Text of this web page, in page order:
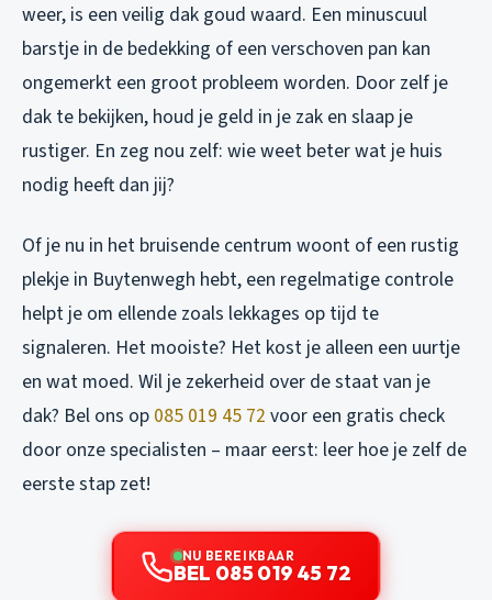
weer, is een veilig dak goud waard. Een minuscuul
barstje in de bedekking of een verschoven pan kan
ongemerkt een groot probleem worden. Door zelf je
dak te bekijken, houd je geld in je zak en slaap je
rustiger. En zeg nou zelf: wie weet beter wat je huis
nodig heeft dan jij?
Of je nu in het bruisende centrum woont of een rustig
plekje in Buytenwegh hebt, een regelmatige controle
helpt je om ellende zoals lekkages op tijd te
signaleren. Het mooiste? Het kost je alleen een uurtje
en wat moed. Wil je zekerheid over de staat van je
dak? Bel ons op 085 019 45 72 voor een gratis check
door onze specialisten – maar eerst: leer hoe je zelf de
eerste stap zet!
NU BEREIKBAAR
BEL 085 019 45 72